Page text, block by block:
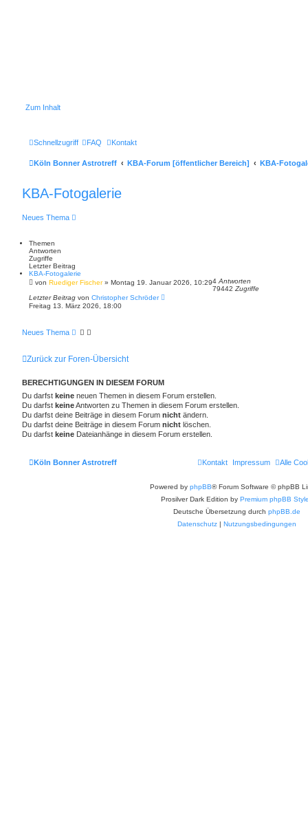
Zum Inhalt
Schnellzugriff FAQ Kontakt
Köln Bonner Astrotreff KBA-Forum [öffentlicher Bereich] KBA-
KBA-Fotogalerie
Neues Thema
Themen
Antworten
Zugriffe
Letzter Beitrag
KBA-Fotogalerie
von Ruediger Fischer» Montag 19. Januar 2026, 10:294 Antworten
79442 Zugriffe
Letzter Beitrag von Christopher Schröder
Freitag 13. März 2026, 18:00
Neues Thema
Zurück zur Foren-Übersicht
BERECHTIGUNGEN IN DIESEM FORUM
Du darfst keine neuen Themen in diesem Forum erstellen.
Du darfst keineAntworten zu Themen in diesem Forum erstellen.
Du darfst deine Beiträge in diesem Forum nicht ändern.
Du darfst deine Beiträge in diesem Forum nicht löschen.
Du darfst keine Dateianhänge in diesem Forum erstellen.
Köln Bonner Astrotreff Alle
Impressum
Kontakt
Powered by phpBB® Forum Software © phpBB
Prosilver Dark Edition by Premium phpBB
Deutsche Übersetzung durch phpBB.de
Datenschutz | Nutzungsbedingungen